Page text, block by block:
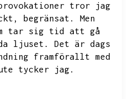
provokationer tror jag
begränsat.
Men
tar sig tid att gå
ljuset.
Det är dags
framförallt med
tycker jag.